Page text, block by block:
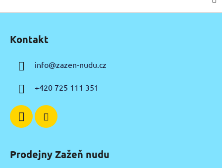
Kontakt
info@zazen-nudu.cz
+420 725 111 351
Prodejny Zažeň nudu